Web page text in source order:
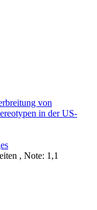
von
in der US-
, Note: 1,1